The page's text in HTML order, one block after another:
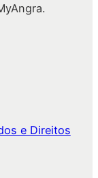
e Direitos